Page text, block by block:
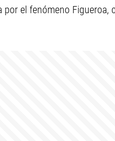
por el fenómeno